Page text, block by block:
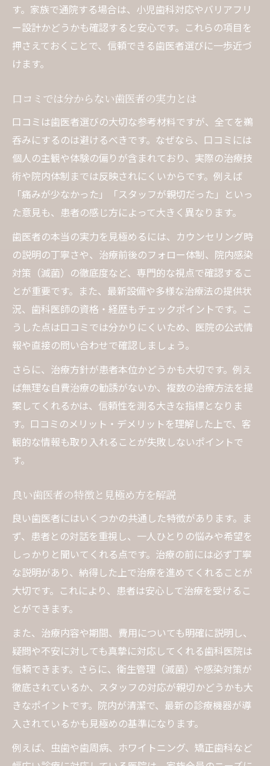
歯医者選びで重視したい診療の質
歯医者の説明力と丁寧な対応の重要性
医師と患者の信頼関係を築く方法
治療方針の違いが分かる歯医者の特徴
納得の治療を受けたい人の歯医者比較術
歯医者比較で分かる治療の得意分野
評判と実績で選ぶ歯医者のポイント
比較サイトで歯医者を選ぶ際の注意点
歯医者の治療技術と実績の見極め方
患者満足度が高い歯医者の共通点
す。家族で通院する場合は、小児歯科対応やバリアフリ
ー設計かどうかも確認すると安心です。これらの項目を
押さえておくことで、信頼できる歯医者選びに一歩近づ
けます。
口コミでは分からない歯医者の実力とは
口コミは歯医者選びの大切な参考材料ですが、全てを鵜
呑みにするのは避けるべきです。なぜなら、口コミには
個人の主観や体験の偏りが含まれており、実際の治療技
術や院内体制までは反映されにくいからです。例えば
「痛みが少なかった」「スタッフが親切だった」といっ
た意見も、患者の感じ方によって大きく異なります。
歯医者の本当の実力を見極めるには、カウンセリング時
の説明の丁寧さや、治療前後のフォロー体制、院内感染
対策（滅菌）の徹底度など、専門的な視点で確認するこ
とが重要です。また、最新設備や多様な治療法の提供状
況、歯科医師の資格・経歴もチェックポイントです。こ
うした点は口コミでは分かりにくいため、医院の公式情
報や直接の問い合わせで確認しましょう。
さらに、治療方針が患者本位かどうかも大切です。例え
ば無理な自費治療の勧誘がないか、複数の治療方法を提
案してくれるかは、信頼性を測る大きな指標となりま
す。口コミのメリット・デメリットを理解した上で、客
観的な情報も取り入れることが失敗しないポイントで
す。
良い歯医者の特徴と見極め方を解説
良い歯医者にはいくつかの共通した特徴があります。ま
ず、患者との対話を重視し、一人ひとりの悩みや希望を
しっかりと聞いてくれる点です。治療の前には必ず丁寧
な説明があり、納得した上で治療を進めてくれることが
大切です。これにより、患者は安心して治療を受けるこ
とができます。
また、治療内容や期間、費用についても明確に説明し、
疑問や不安に対しても真摯に対応してくれる歯科医院は
信頼できます。さらに、衛生管理（滅菌）や感染対策が
徹底されているか、スタッフの対応が親切かどうかも大
きなポイントです。院内が清潔で、最新の診療機器が導
入されているかも見極めの基準になります。
例えば、虫歯や歯周病、ホワイトニング、矯正歯科など